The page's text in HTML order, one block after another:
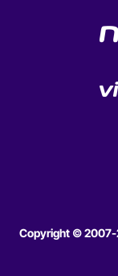
Copyright © 2007-